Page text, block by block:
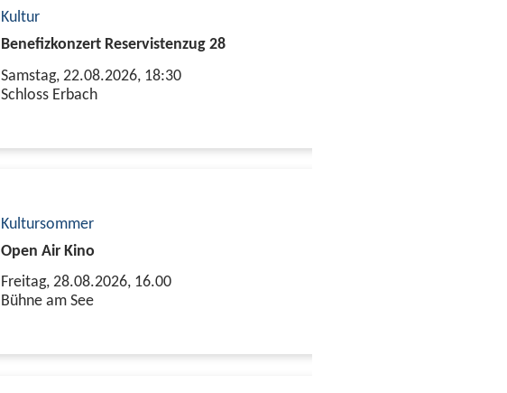
Kultur
Benefizkonzert Reservistenzug 28
Samstag, 22.08.2026, 18:30
Schloss Erbach
Kultursommer
Open Air Kino
Freitag, 28.08.2026, 16.00
Bühne am See